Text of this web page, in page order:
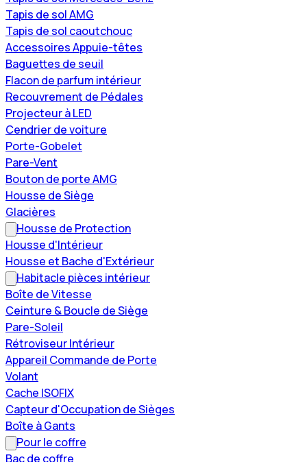
Tapis de sol AMG
Tapis de sol caoutchouc
Accessoires Appuie-têtes
Baguettes de seuil
Flacon de parfum intérieur
Recouvrement de Pédales
Projecteur à LED
Cendrier de voiture
Porte-Gobelet
Pare-Vent
Bouton de porte AMG
Housse de Siège
Glacières
Housse de Protection
Housse d'Intérieur
Housse et Bache d'Extérieur
Habitacle pièces intérieur
Boîte de Vitesse
Ceinture & Boucle de Siège
Pare-Soleil
Rétroviseur Intérieur
Appareil Commande de Porte
Volant
Cache ISOFIX
Capteur d'Occupation de Sièges
Boîte à Gants
Pour le coffre
Bac de coffre